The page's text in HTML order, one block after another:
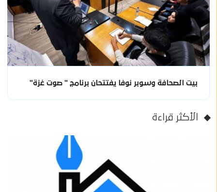
بيت الصحافة وسوبر نوفا يفتتحان برنامج " صوت غزة"
الأكثر قراءة